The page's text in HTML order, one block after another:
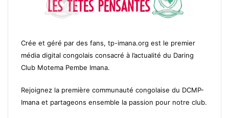
Crée et géré par des fans, tp-imana.org est le premier
média digital congolais consacré à l’actualité du Daring
Club Motema Pembe Imana.
Rejoignez la première communauté congolaise du DCMP-
Imana et partageons ensemble la passion pour notre club.